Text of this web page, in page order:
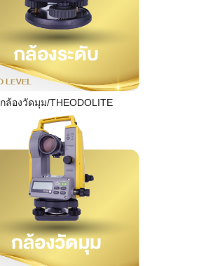
กล้องวัดมุม/THEODOLITE